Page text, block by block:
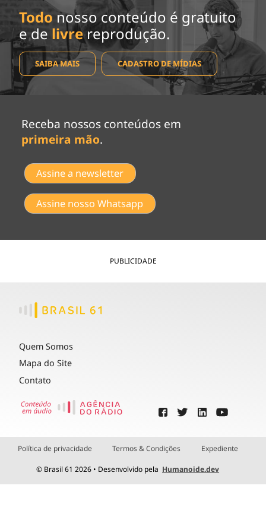
Todo nosso conteúdo é gratuito
e de livrereprodução.
SAIBA MAIS CADASTRO DE MÍDIAS
Receba nossos conteúdos em
primeira mão.
Assine a newsletter
Assine nosso Whatsapp
PUBLICIDADE
Quem Somos
Mapa do Site
Contato
Política de privacidade Termos & Condições Expediente
© Brasil 61 2026 • Desenvolvido pela Humanoide.dev